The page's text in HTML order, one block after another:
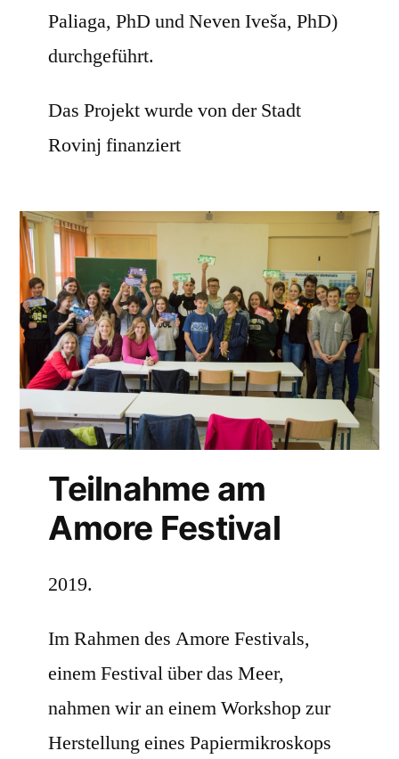
Paliaga, PhD und Neven Iveša, PhD)
durchgeführt.
Das Projekt wurde von der Stadt
Rovinj finanziert
Teilnahme am
Amore Festival
2019.
Im Rahmen des Amore Festivals,
einem Festival über das Meer,
nahmen wir an einem Workshop zur
Herstellung eines Papiermikroskops